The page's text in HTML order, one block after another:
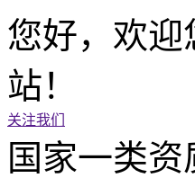
您好，欢
站！
关注我们
国家一类资